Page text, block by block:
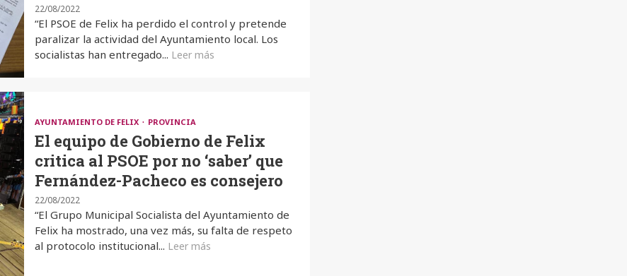
22/08/2022
“El PSOE de Felix ha perdido el control y pretende
paralizar la actividad del Ayuntamiento local. Los
socialistas han entregado... Leer más
AYUNTAMIENTO DE FELIX PROVINCIA
El equipo de Gobierno de Felix
critica al PSOE por no ‘saber’ que
Fernández-Pacheco es consejero
22/08/2022
“El Grupo Municipal Socialista del Ayuntamiento de
Felix ha mostrado, una vez más, su falta de respeto
al protocolo institucional... Leer más